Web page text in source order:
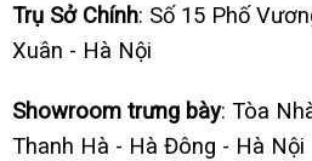
Trụ Sở Chính: Số 15 Phố
Xuân - Hà Nội
Showroom trưng bày: Tòa
Thanh Hà - Hà Đông - Hà Nội